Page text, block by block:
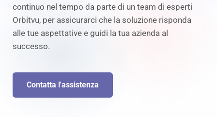
continuo nel tempo da parte di un team di esperti
Orbitvu, per assicurarci che la soluzione risponda
alle tue aspettative e guidi la tua azienda al
successo.
Contatta l'assistenza